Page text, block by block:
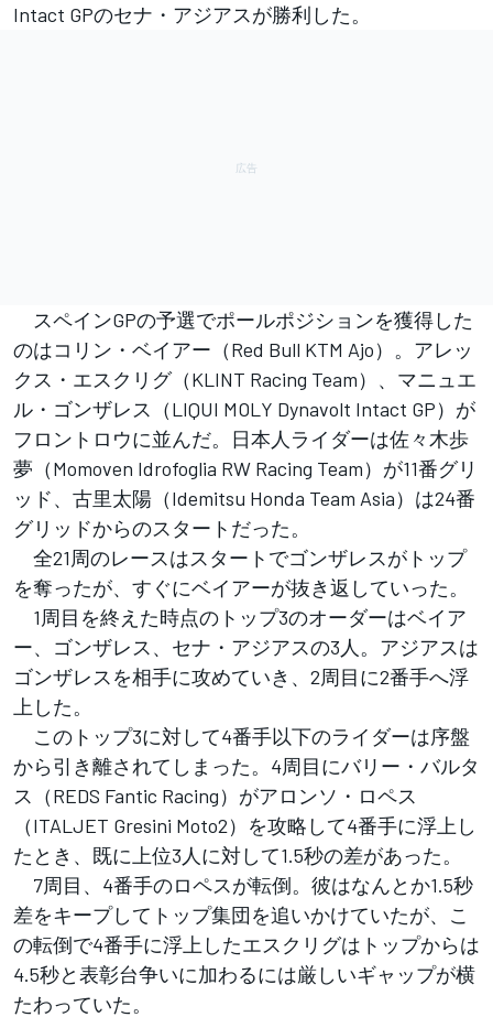
Intact GPのセナ・アジアスが勝利した。
スペインGPの予選でポールポジションを獲得した
のはコリン・ベイアー（Red Bull KTM Ajo）。アレッ
クス・エスクリグ（KLINT Racing Team）、マニュエ
ル・ゴンザレス（LIQUI MOLY Dynavolt Intact GP）が
フロントロウに並んだ。日本人ライダーは佐々木歩
夢（Momoven Idrofoglia RW Racing Team）が11番グリ
ッド、古里太陽（Idemitsu Honda Team Asia）は24番
グリッドからのスタートだった。
全21周のレースはスタートでゴンザレスがトップ
を奪ったが、すぐにベイアーが抜き返していった。
1周目を終えた時点のトップ3のオーダーはベイア
ー、ゴンザレス、セナ・アジアスの3人。アジアスは
ゴンザレスを相手に攻めていき、2周目に2番手へ浮
上した。
このトップ3に対して4番手以下のライダーは序盤
から引き離されてしまった。4周目にバリー・バルタ
ス（REDS Fantic Racing）がアロンソ・ロペス
（ITALJET Gresini Moto2）を攻略して4番手に浮上し
たとき、既に上位3人に対して1.5秒の差があった。
7周目、4番手のロペスが転倒。彼はなんとか1.5秒
差をキープしてトップ集団を追いかけていたが、こ
の転倒で4番手に浮上したエスクリグはトップからは
4.5秒と表彰台争いに加わるには厳しいギャップが横
たわっていた。